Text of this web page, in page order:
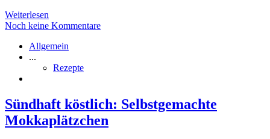
Weiterlesen
Noch keine Kommentare
Allgemein
...
Rezepte
Sündhaft köstlich: Selbstgemachte
Mokkaplätzchen